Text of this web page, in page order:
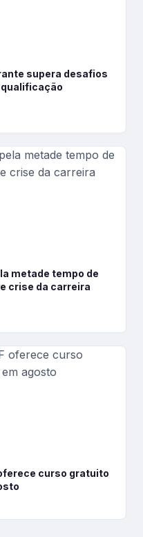
supera desafios
qualificação
metade tempo de
crise da carreira
curso gratuito